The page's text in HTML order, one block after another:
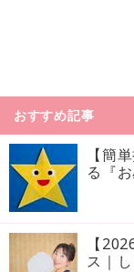
おすすめ記事
【簡
る『
【
ス｜